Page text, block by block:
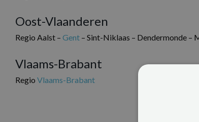
Oost-Vlaanderen
Regio Aalst – Gent – Sint-Niklaas – Dendermonde –
Vlaams-Brabant
Regio Vlaams-Brabant